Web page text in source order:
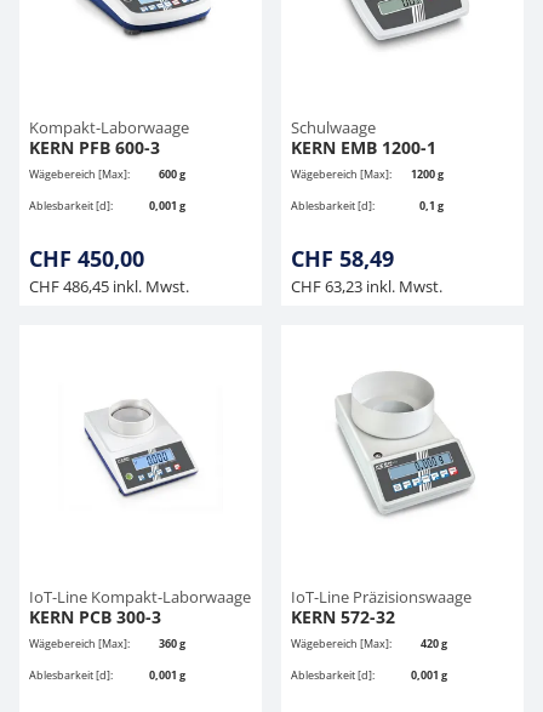
Kompakt-Laborwaage
KERN PFB 600-3
Wägebereich [Max]:
600 g
Ablesbarkeit [d]:
0,001 g
CHF 450,00
CHF 486,45 inkl. Mwst.
Schulwaage
KERN EMB 1200-1
Wägebereich [Max]:
1200 g
Ablesbarkeit [d]:
0,1 g
CHF 58,49
CHF 63,23 inkl. Mwst.
IoT-Line Kompakt-Laborwaage
KERN PCB 300-3
Wägebereich [Max]:
360 g
Ablesbarkeit [d]:
0,001 g
IoT-Line Präzisionswaage
KERN 572-32
Wägebereich [Max]:
420 g
Ablesbarkeit [d]:
0,001 g